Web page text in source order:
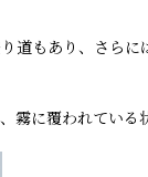
道もあり、さらに
霧に覆われている